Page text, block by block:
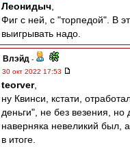
Леонидыч
Фиг с ней, с "торпедой". В
выигрывать надо.
Влэйд -
30 окт 2022 17:53
teorver,
ну Квинси, кстати,
деньги", не без везения,
наверняка невеликий был,
в итоге.